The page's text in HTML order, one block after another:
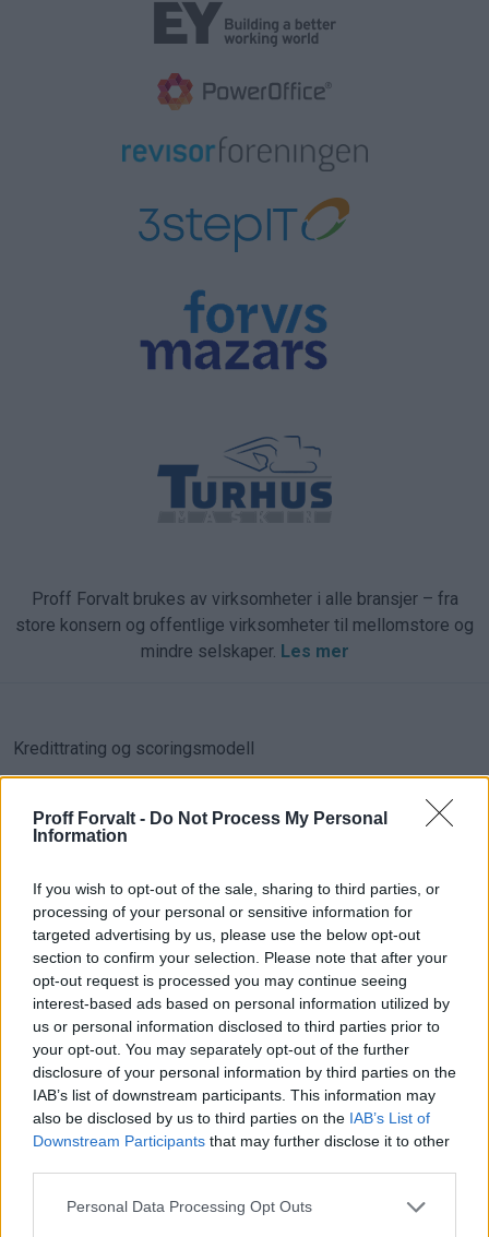
Proff Forvalt - Do Not Process My Personal
Information
If you wish to opt-out of the sale, sharing to third parties, or
processing of your personal or sensitive information for
targeted advertising by us, please use the below opt-out
section to confirm your selection. Please note that after your
opt-out request is processed you may continue seeing
interest-based ads based on personal information utilized by
us or personal information disclosed to third parties prior to
your opt-out. You may separately opt-out of the further
disclosure of your personal information by third parties on the
IAB’s list of downstream participants. This information may
also be disclosed by us to third parties on the IAB’s List of
Downstream Participants that may further disclose it to other
Please note that this website/app uses one or more Google
Personal Data Processing Opt Outs
Proff Forvalt brukes av virksomheter i alle bransjer – fra
store konsern og offentlige virksomheter til mellomstore og
mindre selskaper. Les mer
Kredittrating og scoringsmodell
Kredittrating med dokumentert
presisjon i toppklassen
Med Proff Premium rating får du tilgang til en av markedets
mest presise og veldokumenterte modeller for vurdering av
konkursrisiko, økonomisk soliditet og anbefalt
kreditteksponering. Løsningen gir kontinuerlig kontroll over
risiko i kundemasse, leverandørledd og samarbeidspartnere.
Direkte tilgang til bedrifters rating, score og
kredittramme
Automatisk overvåkning og varsling ved vesentlige
endringer i kredittstatus
Løpende innsikt i økonomiske bevegelser som påvirker
Dette gjør det mulig å avdekke økt risiko tidlig – før